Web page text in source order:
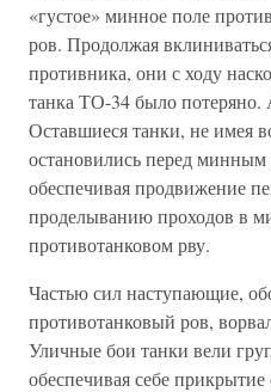
«густое» минное поле
ров. Продолжая
противника, они с ходу
танка ТО-34 было потеряно.
Оставшиеся танки, не имея
остановились перед минным
обеспечивая продвижение
проделыванию проходов в
противотанковом рву.
Частью сил наступающие,
противотанковый ров,
Уличные бои танки вели
обеспечивая себе